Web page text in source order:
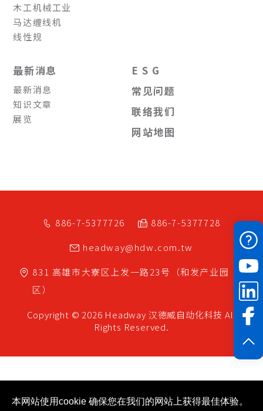
木工机械工业
马达缠线机
线性规
最新消息
最新消息
知识文章
展览
E S G
常见问题
联络我们
网站地图
886-7-5377726
886-7-5377728
headway@hdw.com.tw
831 高雄市大寮区 上发一路23号（和发产业园
区）
Copyright © 2026 Headway 汉德威自动化科技 All
Rights Reserved.
本网站使用cookie 确保您在我们的网站上获得最佳体验。